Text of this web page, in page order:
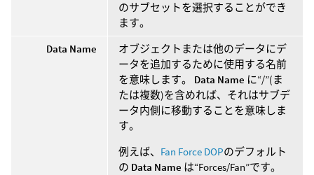
のサブセットを選択することができ
ます。
Data Name
オブジェクトまたは他のデータにデ
ータを追加するために使用する名前
を意味します。 Data Name に“/”(ま
たは複数)を含めれば、それはサブデ
ータ内側に移動することを意味しま
す。
例えば、 Fan Force DOPのデフォルト
の Data Name は“Forces/Fan”です。